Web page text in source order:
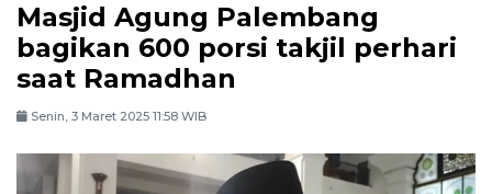
Masjid Agung Palembang
bagikan 600 porsi takjil perhari
saat Ramadhan
Senin, 3 Maret 2025 11:58 WIB